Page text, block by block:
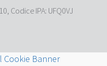
Codice IPA: UFQ0VJ
Cookie Banner